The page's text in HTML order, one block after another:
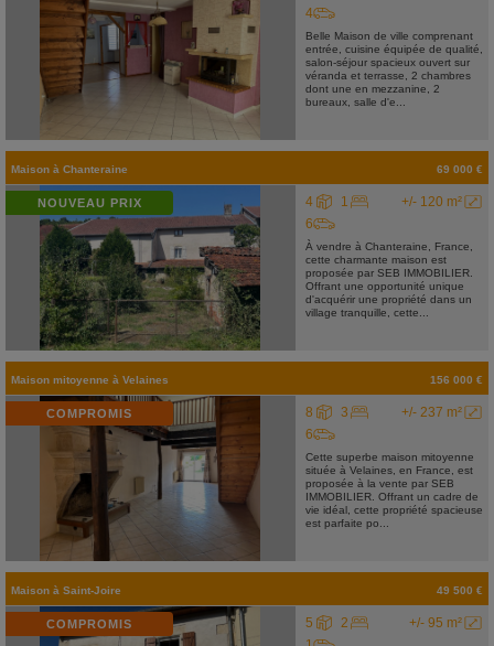
4
Belle Maison de ville comprenant
entrée, cuisine équipée de qualité,
salon-séjour spacieux ouvert sur
véranda et terrasse, 2 chambres
dont une en mezzanine, 2
bureaux, salle d'e...
Maison à Chanteraine 69 000 €
NOUVEAU PRIX +/- 120 m²
4
1
6
À vendre à Chanteraine, France,
cette charmante maison est
proposée par SEB IMMOBILIER.
Offrant une opportunité unique
d'acquérir une propriété dans un
village tranquille, cette...
Maison mitoyenne à Velaines 156 000 €
COMPROMIS +/- 237 m²
8
3
6
Cette superbe maison mitoyenne
située à Velaines, en France, est
proposée à la vente par SEB
IMMOBILIER. Offrant un cadre de
vie idéal, cette propriété spacieuse
est parfaite po...
Maison à Saint-Joire 49 500 €
COMPROMIS +/- 95 m²
5
2